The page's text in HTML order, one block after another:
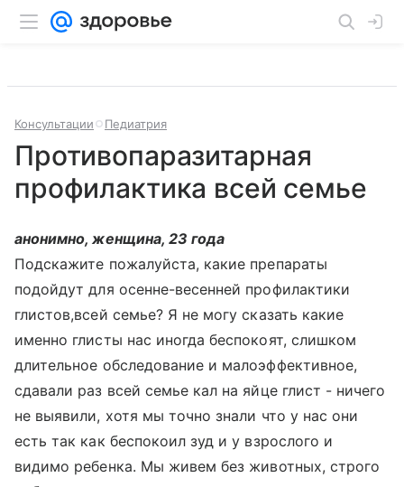
Консультации Педиатрия
Противопаразитарная
профилактика всей семье
анонимно, женщина, 23 года
Подскажите пожалуйста, какие препараты
подойдут для осенне-весенней профилактики
глистов,всей семье? Я не могу сказать какие
именно глисты нас иногда беспокоят, слишком
длительное обследование и малоэффективное,
сдавали раз всей семье кал на яйце глист - ничего
не выявили, хотя мы точно знали что у нас они
есть так как беспокоил зуд и у взрослого и
видимо ребенка. Мы живем без животных, строго